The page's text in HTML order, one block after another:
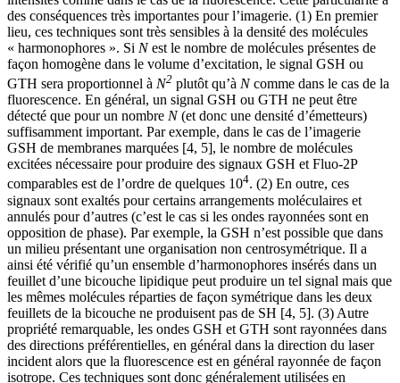
des conséquences très importantes pour l’imagerie. (1) En premier
lieu, ces techniques sont très sensibles à la densité des molécules
« harmonophores ». Si Nest le nombre de molécules présentes de
façon homogène dans le volume d’excitation, le signal GSH ou
GTH sera proportionnel à N2 plutôt qu’à Ncomme dans le cas de la
fluorescence. En général, un signal GSH ou GTH ne peut être
détecté que pour un nombre N(et donc une densité d’émetteurs)
suffisamment important. Par exemple, dans le cas de l’imagerie
GSH de membranes marquées [4, 5], le nombre de molécules
excitées nécessaire pour produire des signaux GSH et Fluo-2P
comparables est de l’ordre de quelques 104. (2) En outre, ces
signaux sont exaltés pour certains arrangements moléculaires et
annulés pour d’autres (c’est le cas si les ondes rayonnées sont en
opposition de phase). Par exemple, la GSH n’est possible que dans
un milieu présentant une organisation non centrosymétrique. Il a
ainsi été vérifié qu’un ensemble d’harmonophores insérés dans un
feuillet d’une bicouche lipidique peut produire un tel signal mais que
les mêmes molécules réparties de façon symétrique dans les deux
feuillets de la bicouche ne produisent pas de SH [4, 5]. (3) Autre
propriété remarquable, les ondes GSH et GTH sont rayonnées dans
des directions préférentielles, en général dans la direction du laser
incident alors que la fluorescence est en général rayonnée de façon
isotrope. Ces techniques sont donc généralement utilisées en